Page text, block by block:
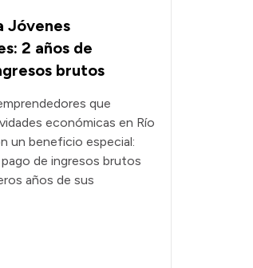
Jóvenes
2 años de
brutos
que
económicas en Río
un beneficio especial:
de ingresos brutos
años de sus